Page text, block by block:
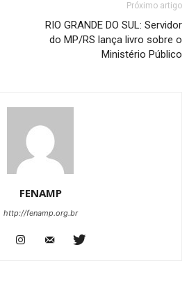
Próximo artigo
RIO GRANDE DO SUL: Servidor
do MP/RS lança livro sobre o
Ministério Público
FENAMP
http://fenamp.org.br